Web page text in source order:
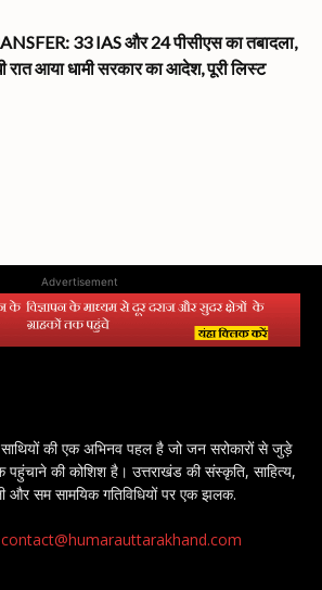
33 IAS और 24 पीसीएस का तबादला,
रात आया धामी सरकार का आदेश, पूरी लिस्ट
Advertisement
साथियों की एक अभिनव पहल है जो जन सरोकारों से जुड़े
की कोशिश है। उत्तराखंड की संस्कृति, साहित्य,
और सम सामयिक गतिविधियों पर एक झलक.
contact@humarauttarakhand.com